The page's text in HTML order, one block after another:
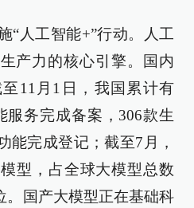
“人工智能+”行动。人工
产力的核心引擎。国内
11月1日，我国累计有
服务完成备案，306款生
能完成登记；截至7月，
型，占全球大模型总数
。国产大模型正在基础科